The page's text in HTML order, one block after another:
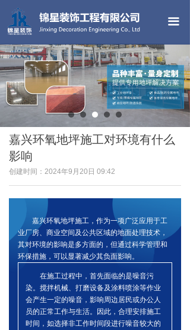
끀
首页
产品中心
工程案例
公司画册
新闻中心
联系我们
地坪色卡
合作单位
企业文化
客户服务
嘉兴环氧地坪施工对环境有什么
影响
创建时间： 2024年9月20日 09:42
嘉兴环氧地坪施工，作为一项广泛应用于工
业厂房、商业空间及公共区域的地面处理技术，
其对环境的影响是多方面的，但通过科学管理和
环保措施，可以显著减少其负面影响。
在施工过程中，首先面临的是噪音污
染。搅拌机械、打磨设备及涂料喷涂等作业
会产生一定的噪音，影响周边居民或办公人
员的正常工作与生活。因此，合理安排施工
时间，如选择非工作时间段进行噪音较大的